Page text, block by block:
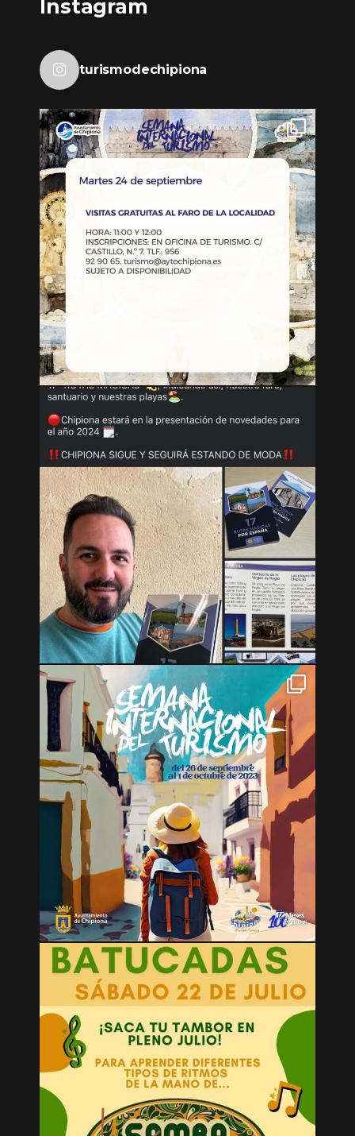
Instagram
turismodechipiona